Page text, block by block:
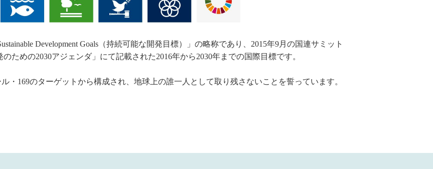
Development Goals（持続可能な開発目標）」の略称であり、2015年9月の国連サミット
ための2030アジェンダ」にて記載された2016年から2030年までの国際目標です。
・169のターゲットから構成され、地球上の誰一人として取り残さないことを誓っています。